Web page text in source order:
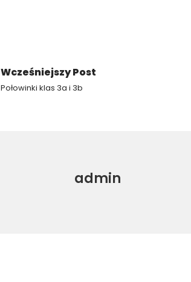
Wcześniejszy Post
Połowinki klas 3a i 3b
admin